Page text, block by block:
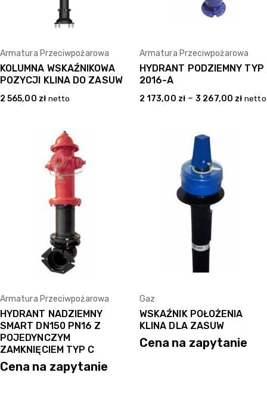
Armatura Przeciwpożarowa
KOLUMNA WSKAŹNIKOWA
POZYCJI KLINA DO ZASUW
2 565,00 zł netto
Armatura Przeciwpożarowa
HYDRANT PODZIEMNY TYP
2016-A
2 173,00 zł – 3 267,00 zł netto
Armatura Przeciwpożarowa
HYDRANT NADZIEMNY
SMART DN150 PN16 Z
POJEDYNCZYM
ZAMKNIĘCIEM TYP C
Cena na zapytanie
Gaz
WSKAŹNIK POŁOŻENIA
KLINA DLA ZASUW
Cena na zapytanie